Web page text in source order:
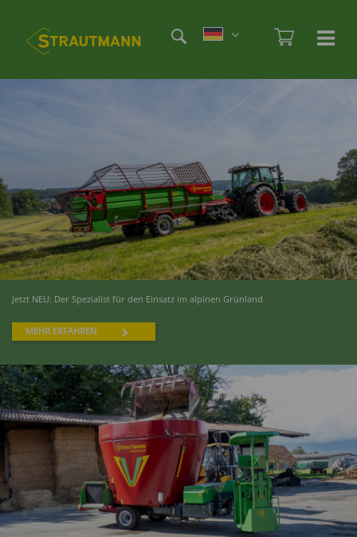
Inhalt
/
Jetzt NEU: Der Spezialist für den Einsatz im alpinen Grünland
MEHR ERFAHREN